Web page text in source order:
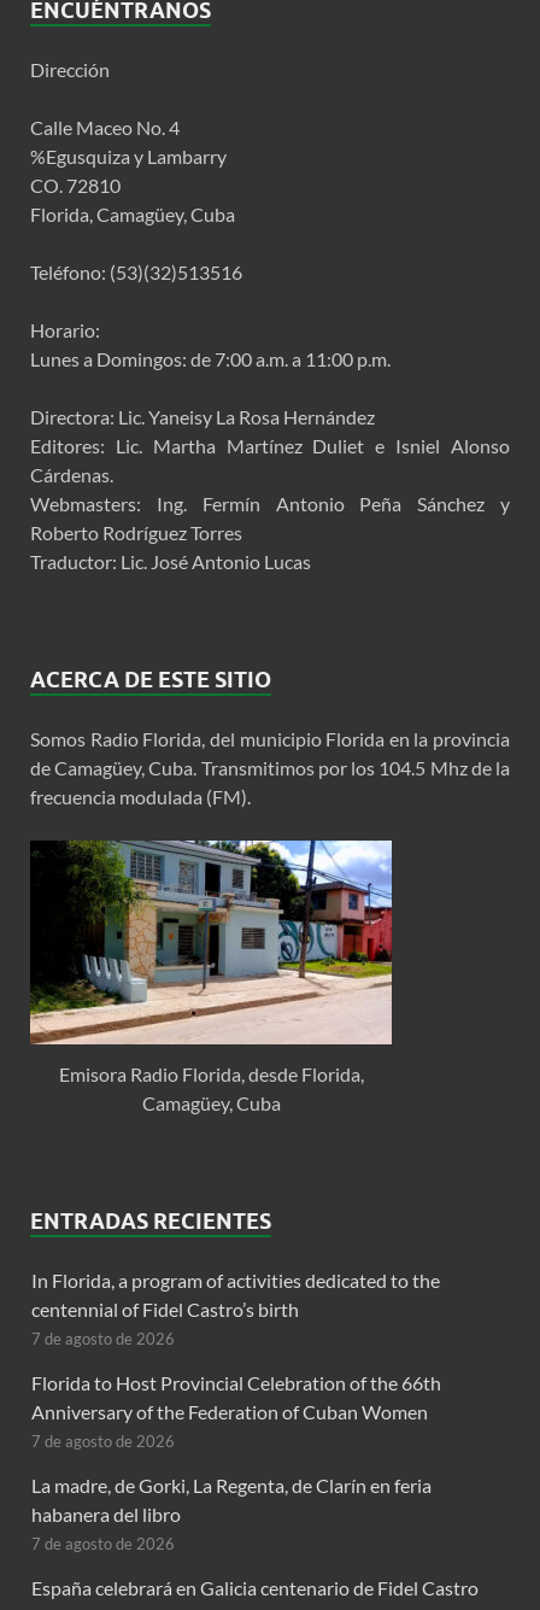
ENCUÉNTRANOS
Dirección
Calle Maceo No. 4
%Egusquiza y Lambarry
CO. 72810
Florida, Camagüey, Cuba
Teléfono: (53)(32)513516
Horario:
Lunes a Domingos: de 7:00 a.m. a 11:00 p.m.
Directora: Lic. Yaneisy La Rosa Hernández
Editores: Lic. Martha Martínez Duliet e Isniel Alonso
Cárdenas.
Webmasters: Ing. Fermín Antonio Peña Sánchez y
Roberto Rodríguez Torres
Traductor: Lic. José Antonio Lucas
ACERCA DE ESTE SITIO
Somos Radio Florida, del municipio Florida en la provincia
de Camagüey, Cuba. Transmitimos por los 104.5 Mhz de la
frecuencia modulada (FM).
Emisora Radio Florida, desde Florida,
Camagüey, Cuba
ENTRADAS RECIENTES
In Florida, a program of activities dedicated to the
centennial of Fidel Castro’s birth
7 de agosto de 2026
Florida to Host Provincial Celebration of the 66th
Anniversary of the Federation of Cuban Women
7 de agosto de 2026
La madre, de Gorki, La Regenta, de Clarín en feria
habanera del libro
7 de agosto de 2026
España celebrará en Galicia centenario de Fidel Castro